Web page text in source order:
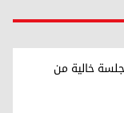
خالية من